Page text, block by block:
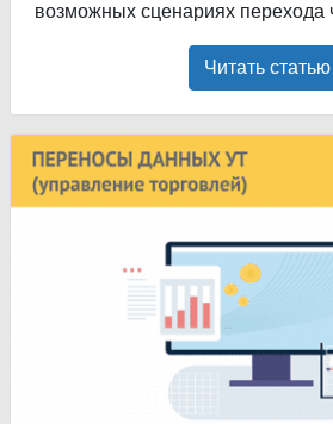
возможных сценариях перехода
Читать статью